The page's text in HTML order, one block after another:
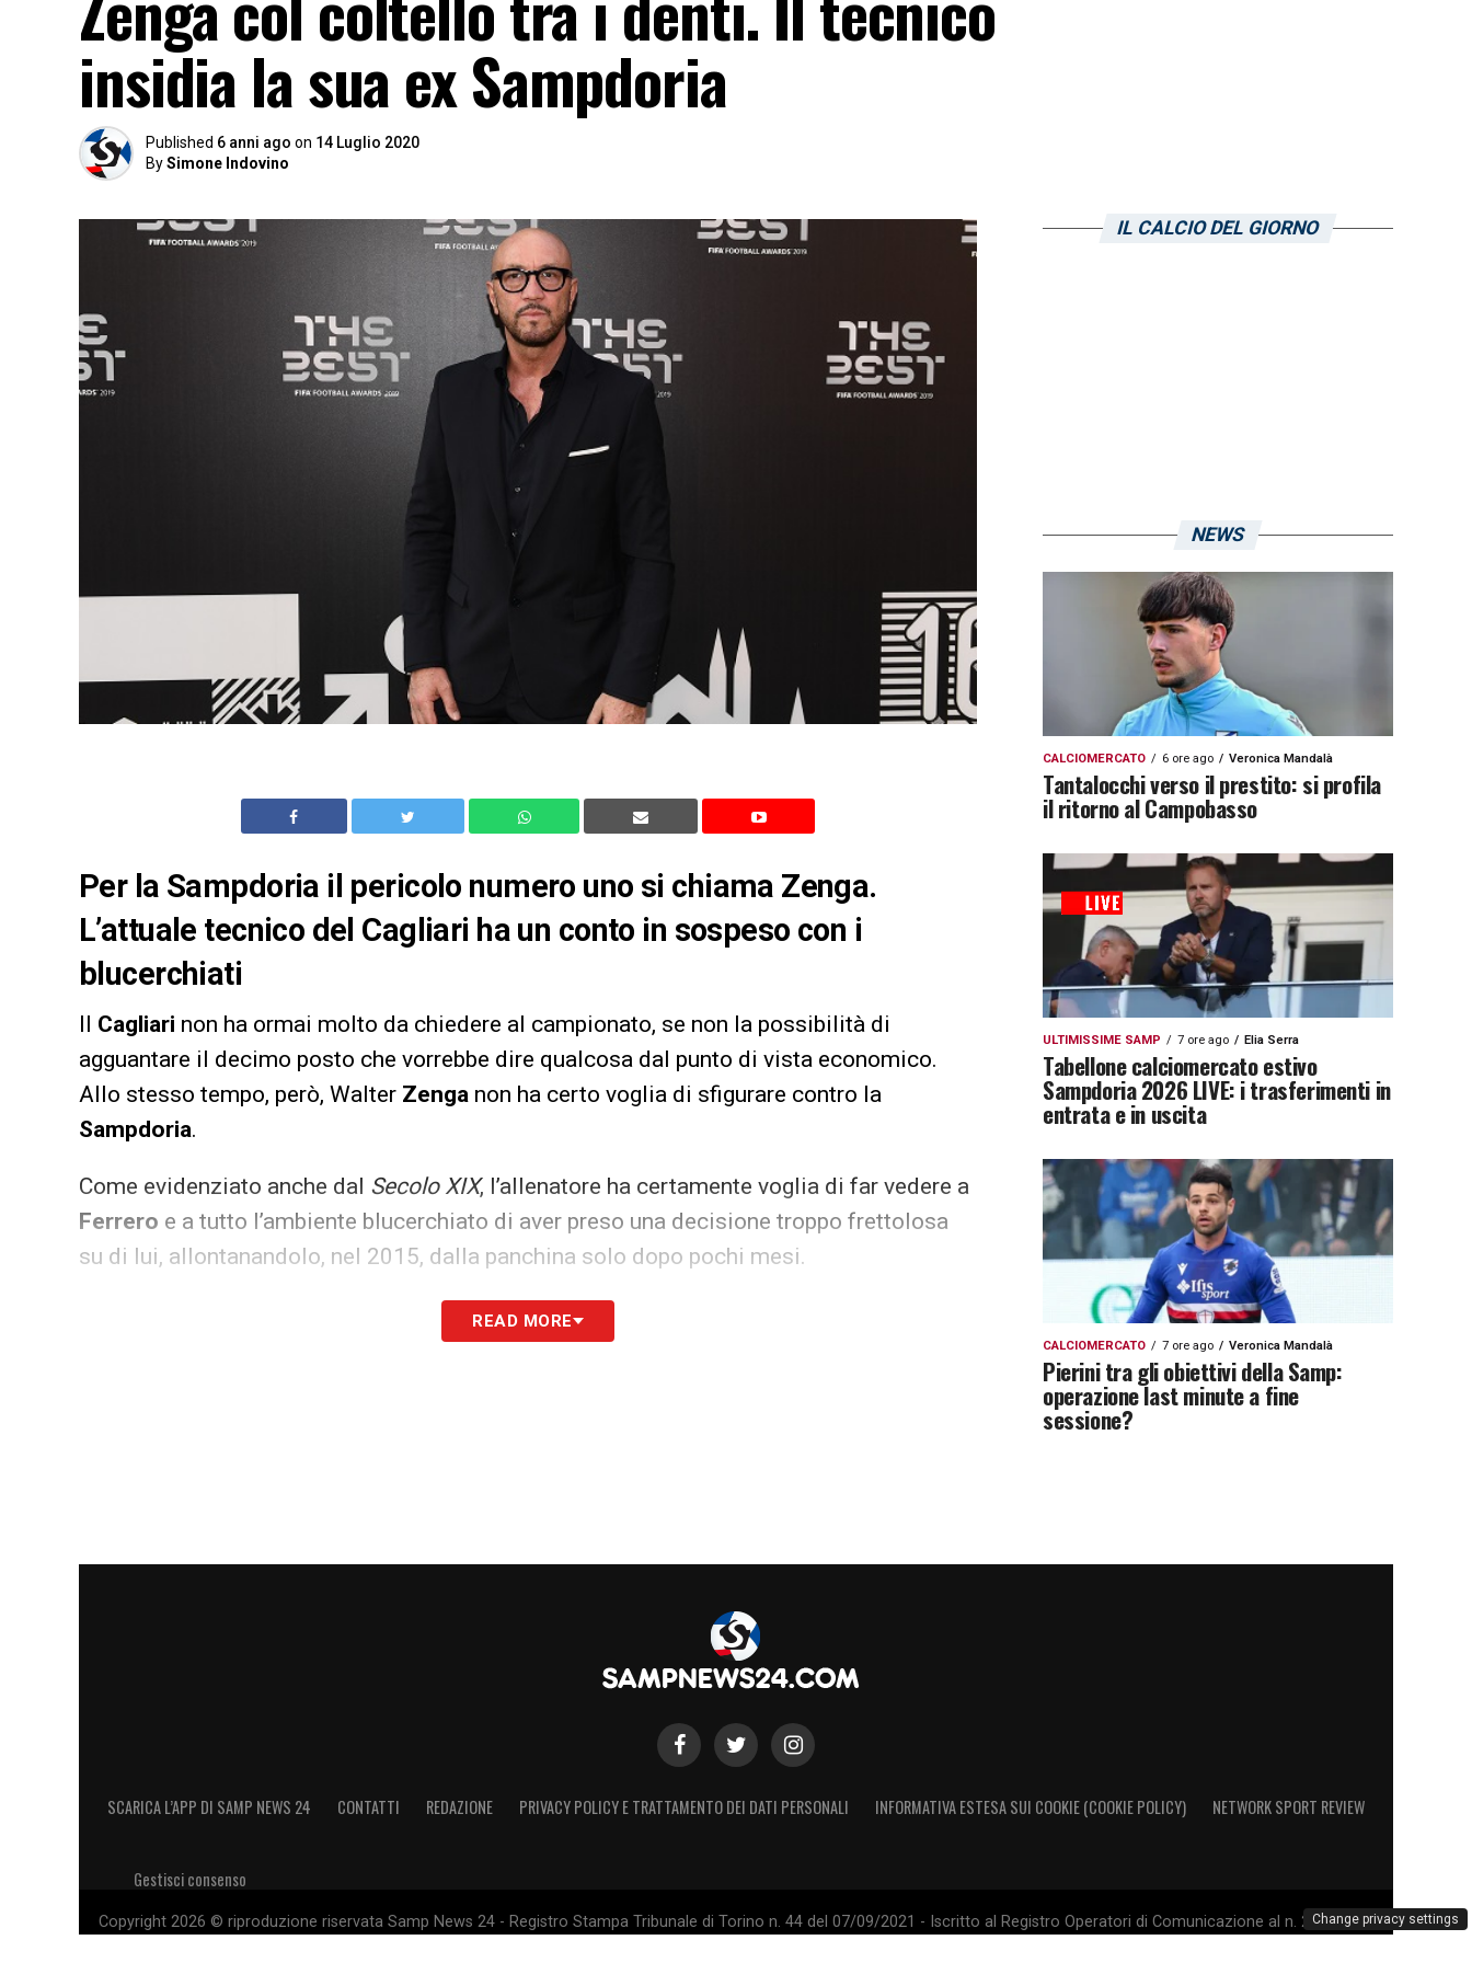
insidia la sua ex Sampdoria
Published 6 anni ago on 14 Luglio 2020
BySimone Indovino
Per la Sampdoria il pericolo numero uno si chiama Zenga.
L’attuale tecnico del Cagliari ha un conto in sospeso con i
blucerchiati
Il Cagliari non ha ormai molto da chiedere al campionato, se non la possibilità di
agguantare il decimo posto che vorrebbe dire qualcosa dal punto di vista economico.
Allo stesso tempo, però, Walter Zenga non ha certo voglia di sfigurare contro la
Sampdoria.
Come evidenziato anche dal Secolo XIX, l’allenatore ha certamente voglia di far vedere a
Ferrero e a tutto l’ambiente blucerchiato di aver preso una decisione troppo frettolosa
su di lui, allontanandolo, nel 2015, dalla panchina solo dopo pochi mesi.
LA PLAYLIST DELLE NOSTRE TOP NEWSREAD MORE
IL CALCIO DEL GIORNO
NEWS
CALCIOMERCATO 6 ore ago Veronica Mandalà
Tantalocchi verso il prestito: si profila
il ritorno al Campobasso
ULTIMISSIME SAMP 7 ore ago Elia Serra
Tabellone calciomercato estivo
Sampdoria 2026 LIVE: i trasferimenti in
entrata e in uscita
CALCIOMERCATO 7 ore ago Veronica Mandalà
Pierini tra gli obiettivi della Samp:
operazione last minute a fine
sessione?
SCARICA L’APP DI SAMP NEWS 24 CONTATTI REDAZIONE PRIVACY POLICY E TRATTAMENTO DEI DATI PERSONALI INFORMATIVA ESTESA SUI COOKIE (COOKIE POLICY) NETWORK SPORT REVIEW
Gestisci consenso
Copyright 2026 © riproduzione riservata Samp News 24 - Registro Stampa Tribunale di Torino n. 44 del 07/09/2021 - Iscritto al Registro Operatori di Comunicazione al n. 26692 - PIChange privacy settings